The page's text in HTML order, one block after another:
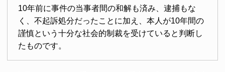
10年前に事件の当事者間の和解も済み、逮捕もな
く、不起訴処分だったことに加え、本人が10年間の
謹慎という十分な社会的制裁を受けていると判断し
たものです。